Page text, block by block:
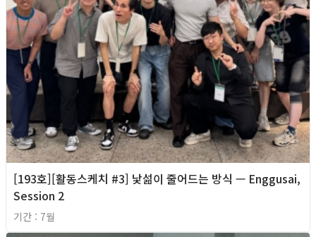
[193호][활동스케치 #3] 낯섦이 줄어드는 방식 — Enggusai,
Session 2
기간 : 7월